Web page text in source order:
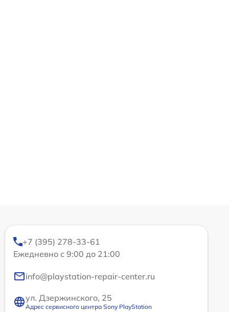
+7 (395) 278-33-61
Ежедневно с 9:00 до 21:00
info@playstation-repair-center.ru
ул. Дзержинского, 25
Адрес сервисного центра Sony PlayStation